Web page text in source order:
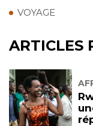
VOYAGE
ARTICLES